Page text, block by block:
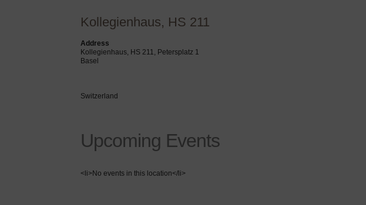
Kollegienhaus, HS 211
Address
Kollegienhaus, HS 211, Petersplatz 1
Basel
Switzerland
Upcoming Events
<li>No events in this location</li>